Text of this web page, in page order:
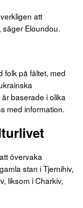
att
säger Eloundou.
folk på fältet, med
baserade i olika
med information.
övervaka
stan i Tjernihiv,
liksom i Charkiv,